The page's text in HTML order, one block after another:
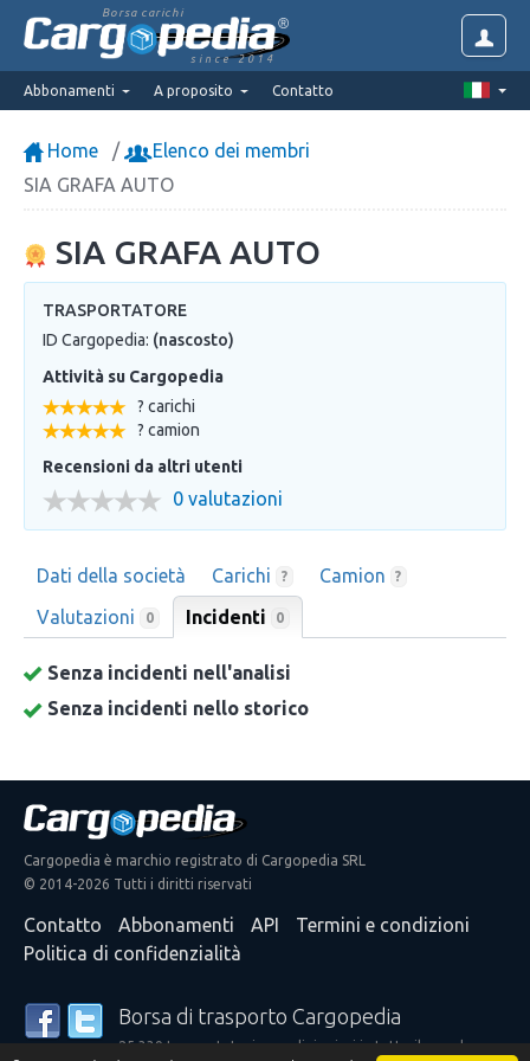
Borsa carichi
since 2014
Abbonamenti A proposito Contatto
Home
Elenco dei membri
SIA GRAFA AUTO
SIA GRAFA AUTO
TRASPORTATORE
ID Cargopedia: (nascosto)
Attività su Cargopedia
? carichi
? camion
Recensioni da altri utenti
0 valutazioni
Dati della società Carichi ? Camion ?
Valutazioni 0 Incidenti 0
Senza incidenti nell'analisi
Senza incidenti nello storico
Cargopedia è marchio registrato di Cargopedia SRL
© 2014-2026 Tutti i diritti riservati
Contatto Abbonamenti API
Termini e condizioni
Politica di confidenzialità
Borsa di trasporto Cargopedia
25.339 trasportatori e spedizionieri in tutto il mondo